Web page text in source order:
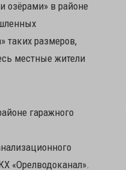
в районе
таких размеров,
местные жители
гаражного
«Орелводоканал».